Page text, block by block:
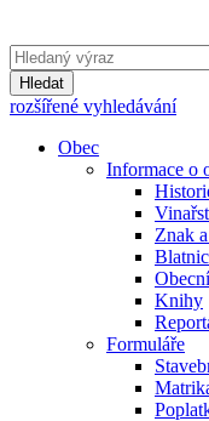
Hledat
rozšířené vyhledávání
Obec
Informace o
Znak
Knihy
Formuláře